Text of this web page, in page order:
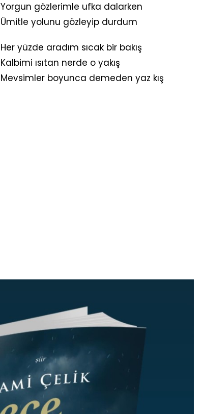
Yorgun gözlerimle ufka dalarken
Ümitle yolunu gözleyip durdum
Her yüzde aradım sıcak bir bakış
Kalbimi ısıtan nerde o yakış
Mevsimler boyunca demeden yaz kış